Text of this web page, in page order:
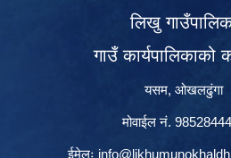
लिखु
गाउँ कार्यपालिकाको
यसम, ओखलढुंगा
मोवाईल नं.
ईमेलः